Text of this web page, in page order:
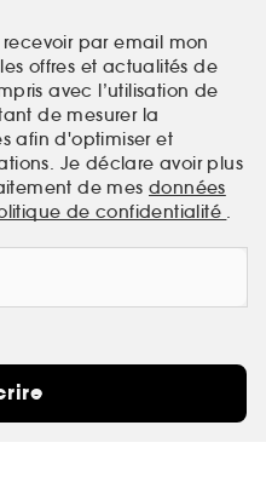
recevoir par email mon
offres et actualités de
avec l’utilisation de
de mesurer la
afin d'optimiser et
Je déclare avoir plus
de mes données
de confidentialité .